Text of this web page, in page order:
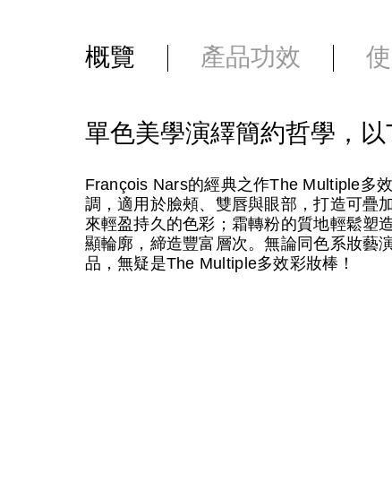
概覽 產品功效
單色美學演繹簡約哲學，以
François Nars的經典之作The Multiple多
調，適用於臉頰、雙唇與眼部，打造可疊
來輕盈持久的色彩；霜轉粉的質地輕鬆塑
顯輪廓，締造豐富層次。無論同色系妝藝
品，無疑是The Multiple多效彩妝棒！